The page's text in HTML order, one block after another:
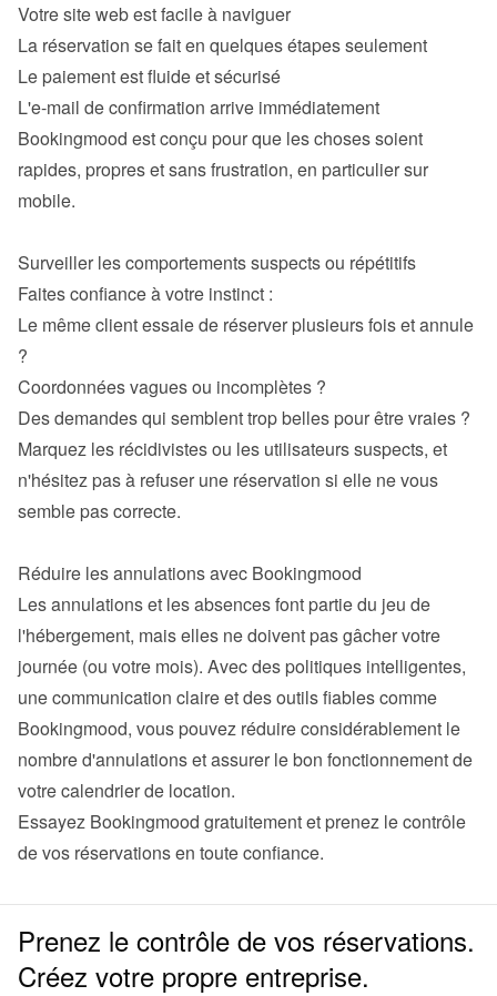
Votre site web est facile à naviguer
La réservation se fait en quelques étapes seulement
Le paiement est fluide et sécurisé
L'e-mail de confirmation arrive immédiatement
Bookingmood est conçu pour que les choses soient
rapides, propres et sans frustration, en particulier sur
mobile.
Le même client essaie de réserver plusieurs fois et annule
?
Coordonnées vagues ou incomplètes ?
Des demandes qui semblent trop belles pour être vraies ?
Marquez les récidivistes ou les utilisateurs suspects, et
n'hésitez pas à refuser une réservation si elle ne vous
semble pas correcte.
Les annulations et les absences font partie du jeu de
l'hébergement, mais elles ne doivent pas gâcher votre
journée (ou votre mois). Avec des politiques intelligentes,
une communication claire et des outils fiables comme
Bookingmood, vous pouvez réduire considérablement le
nombre d'annulations et assurer le bon fonctionnement de
Essayez Bookingmood gratuitement et prenez le contrôle
de vos réservations en toute confiance.
Prenez le contrôle de vos réservations.
Créez votre propre entreprise.